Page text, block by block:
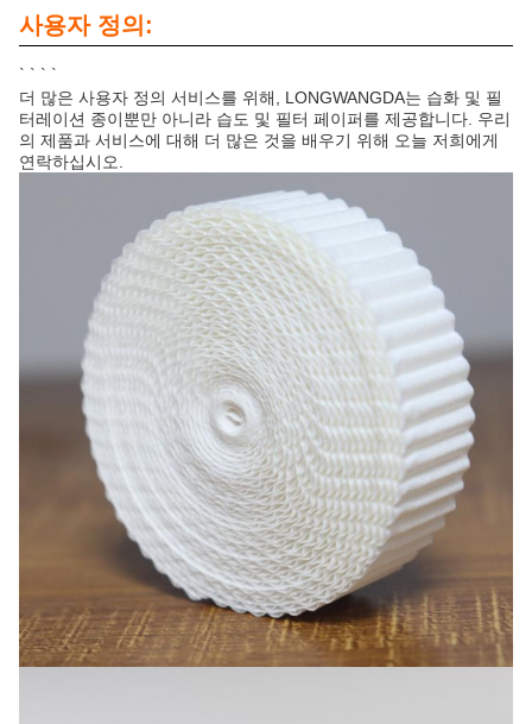
사용자 정의:
` ` ` `
더 많은 사용자 정의 서비스를 위해, LONGWANGDA는 습화 및 필
터레이션 종이뿐만 아니라 습도 및 필터 페이퍼를 제공합니다. 우리
의 제품과 서비스에 대해 더 많은 것을 배우기 위해 오늘 저희에게
연락하십시오.